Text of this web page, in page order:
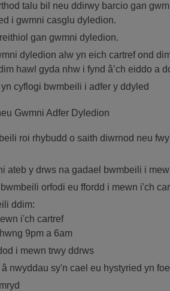
talu bil neu ddirwy barcio gan
i gwmni casglu dyledion.
gan gwmni dyledion.
dyledion alw yn eich cartref ond
hawl gyda nhw i fynd â’ch eiddo a
cyflogi bwmbeili i adfer y ddyled
Gwmni Adfer Dyledion
roi rhybudd o saith diwrnod neu
ateb y drws na gadael bwmbeili i
orfodi eu ffordd i mewn i'ch
ddim:
i'ch cartref
9pm a 6am
i mewn trwy ddrws
nwyddau sy'n cael eu hystyried yn